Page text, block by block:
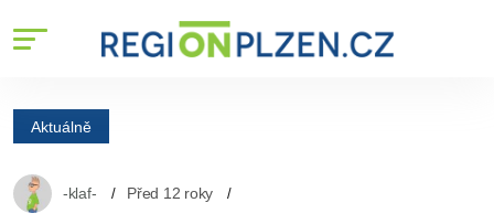
Aktuálně
-klaf- Před 12 roky